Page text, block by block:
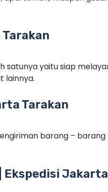
satunya yaitu siap
lainnya.
Tarakan
barang –
Ekspedisi